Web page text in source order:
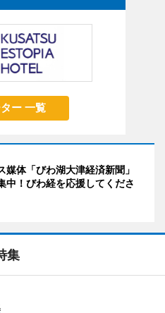
ー 一覧
媒体「びわ湖大津経済新聞」
中！びわ経を応援してくださ
集